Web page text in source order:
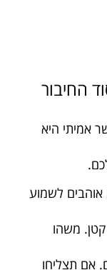
החיבור
אמיתי היא
לשמוע
משהו
אם תצליחו